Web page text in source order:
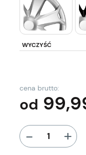
WYCZYŚĆ
cena brutto:
od
- +